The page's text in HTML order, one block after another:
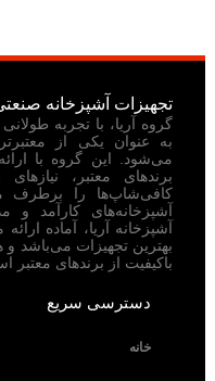
تجهیزات آشپزخانه
گروه آریا، با تجربه
به عنوان یکی از
می‌شود. این گروه با
برندهای معتبر،
کافی‌شاپ‌ها را برطرف
آشپزخانه‌های کارآمد
آشپزخانه آریا، آماده
بهترین تجهیزات می‌باشد و
باکیفیت از برندهای معتبر
دسترسی سریع
خانه